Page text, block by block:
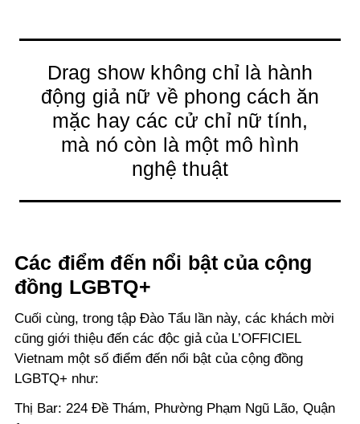
Drag show không chỉ là hành
động giả nữ về phong cách ăn
mặc hay các cử chỉ nữ tính,
mà nó còn là một mô hình
nghệ thuật
Các điểm đến nổi bật của cộng
đồng LGBTQ+
Cuối cùng, trong tập Đào Tẩu lần này, các khách mời
cũng giới thiệu đến các độc giả của L’OFFICIEL
Vietnam một số điểm đến nổi bật của cộng đồng
LGBTQ+ như:
Thị Bar: 224 Đề Thám, Phường Phạm Ngũ Lão, Quận